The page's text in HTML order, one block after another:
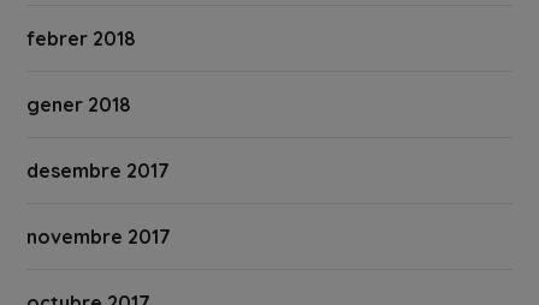
febrer 2018
gener 2018
desembre 2017
novembre 2017